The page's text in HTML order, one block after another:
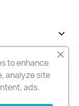


to enhance
analyze site
ads.